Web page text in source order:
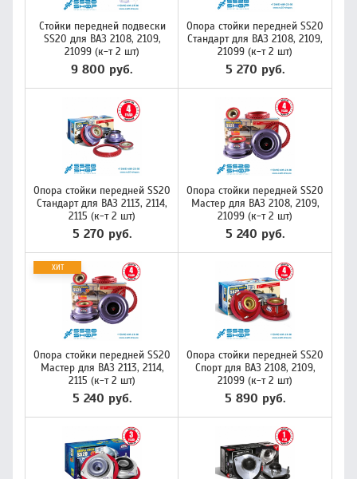
Стойки передней подвески
SS20 для ВАЗ 2108, 2109,
21099 (к-т 2 шт)
9 800 руб.
Опора стойки передней SS20
Стандарт для ВАЗ 2108, 2109,
21099 (к-т 2 шт)
5 270 руб.
Опора стойки передней SS20
Стандарт для ВАЗ 2113, 2114,
2115 (к-т 2 шт)
5 270 руб.
Опора стойки передней SS20
Мастер для ВАЗ 2108, 2109,
21099 (к-т 2 шт)
5 240 руб.
ХИТ
Опора стойки передней SS20
Мастер для ВАЗ 2113, 2114,
2115 (к-т 2 шт)
5 240 руб.
Опора стойки передней SS20
Спорт для ВАЗ 2108, 2109,
21099 (к-т 2 шт)
5 890 руб.